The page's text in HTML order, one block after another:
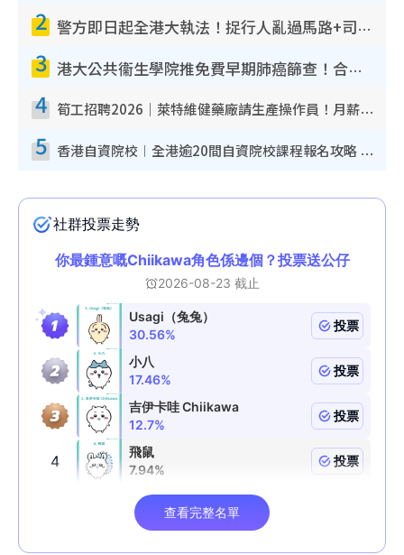
2 警方即日起全港大執法！捉行人亂過馬路+司機不專注駕駛！亂過馬路罰$2000
3 港大公共衞生學院推免費早期肺癌篩查！合資格人士將獲全額資助定期血液化驗／電腦斷層掃描／風險評估
4 筍工招聘2026｜萊特維健藥廠請生產操作員！月薪高達$1.7萬 冷氣廠房/五天工作/保證雙糧
5 香港自資院校︱全港逾20間自資院校課程報名攻略 留位費可退/申請日期/報名連結